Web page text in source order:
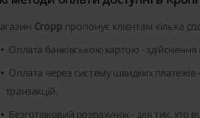
Croppпропонує клієнтам кілька
Оплата банківською картою -
Оплата через систему швидких платежів
транзакцій.
Безготівковий розрахунок- для тих, хто